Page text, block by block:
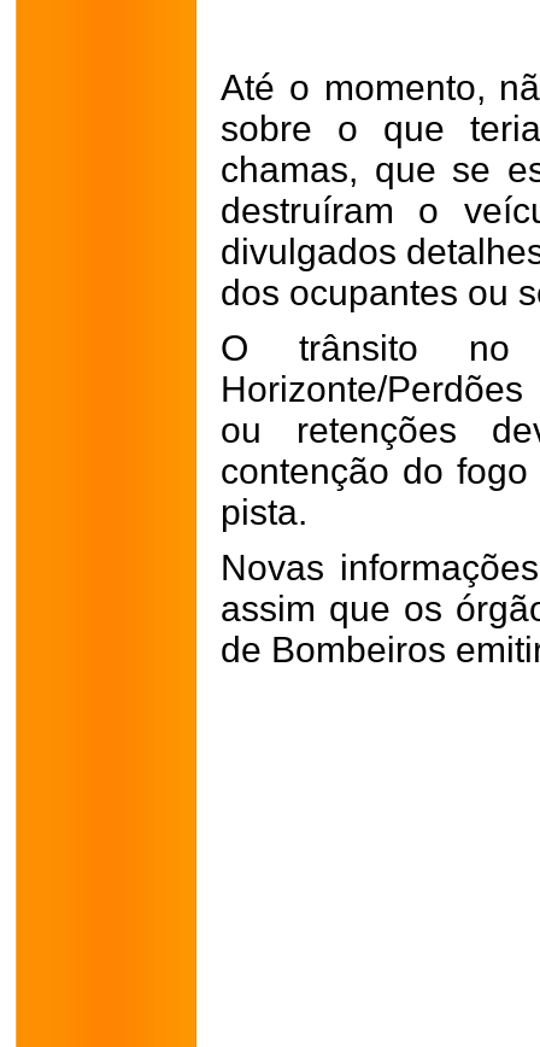
Até o momento,
sobre o que
chamas, que se
destruíram o
divulgados
dos ocupantes ou
O trânsito no
Horizonte/
ou retenções
contenção do
pista.
Novas
assim que os
de Bombeiros